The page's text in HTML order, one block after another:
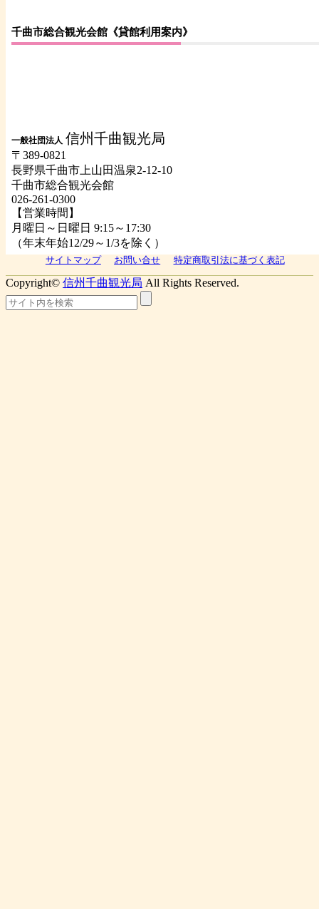
千曲市総合観光会館《貸館利用案内》
一般社団法人 信州千曲観光局
〒389-0821
長野県千曲市上山田温泉2-12-10
千曲市総合観光会館
026-261-0300
【営業時間】
月曜日～日曜日 9:15～17:30
（年末年始12/29～1/3を除く）
サイトマップ お問い合せ 特定商取引法に基づく表記
Copyright© 信州千曲観光局 All Rights Reserved.